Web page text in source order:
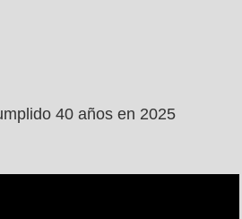
40 años en 2025